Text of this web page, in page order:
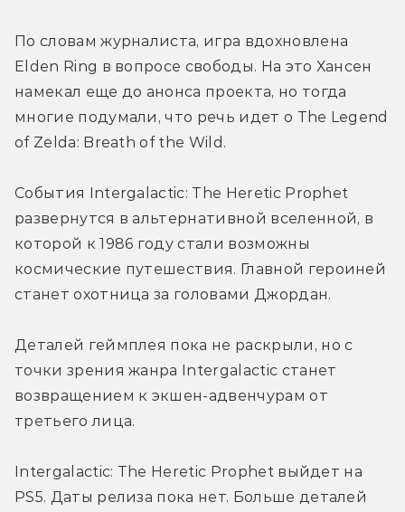
По словам журналиста, игра вдохновлена
Elden Ring в вопросе свободы. На это Хансен
намекал еще до анонса проекта, но тогда
многие подумали, что речь идет о The Legend
of Zelda: Breath of the Wild.
События Intergalactic: The Heretic Prophet
развернутся в альтернативной вселенной, в
которой к 1986 году стали возможны
космические путешествия. Главной героиней
станет охотница за головами Джордан.
Деталей геймплея пока не раскрыли, но с
точки зрения жанра Intergalactic станет
возвращением к экшен-адвенчурам от
третьего лица.
Intergalactic: The Heretic Prophet выйдет на
PS5. Даты релиза пока нет. Больше деталей